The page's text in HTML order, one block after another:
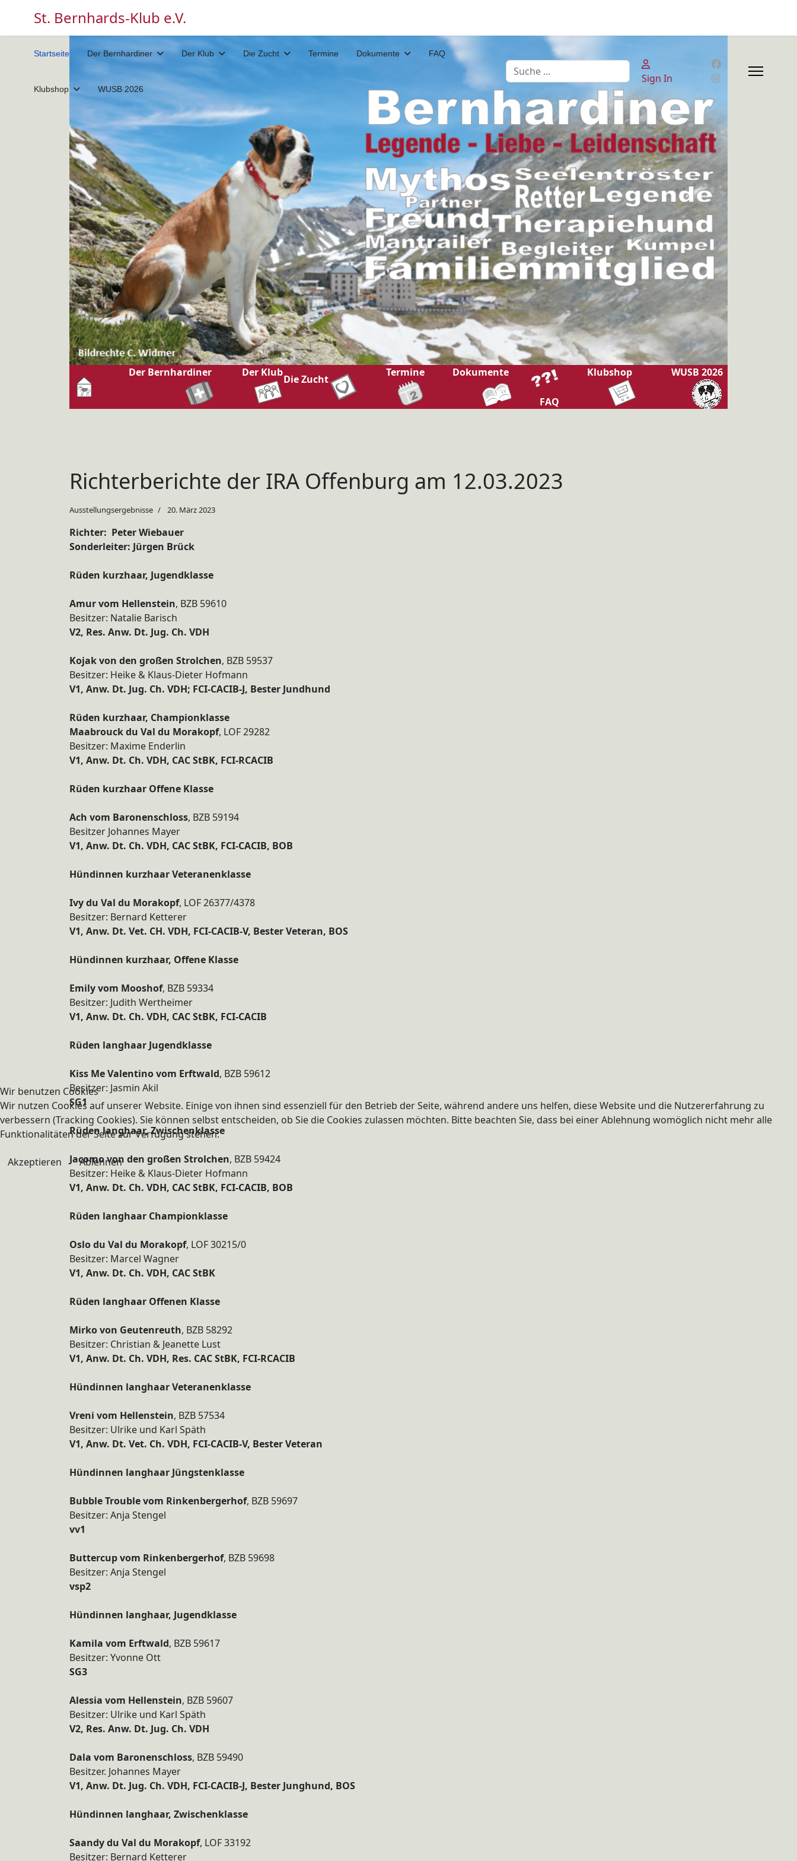
St. Bernhards-Klub e.V.
Startseite Der Bernhardiner Der Klub Die Zucht Termine Dokumente FAQ
Klubshop WUSB 2026
Suchen
Sign In
Der Bernhardiner Der Klub
Die Zucht
Termine Dokumente
FAQ
Klubshop WUSB 2026
Richterberichte der IRA Offenburg am 12.03.2023
Ausstellungsergebnisse 20. März 2023
Richter: Peter Wiebauer
Sonderleiter: Jürgen Brück
Rüden kurzhaar, Jugendklasse
Amur vom Hellenstein, BZB 59610
Besitzer: Natalie Barisch
V2, Res. Anw. Dt. Jug. Ch. VDH
Kojak von den großen Strolchen, BZB 59537
Besitzer: Heike & Klaus-Dieter Hofmann
V1, Anw. Dt. Jug. Ch. VDH; FCI-CACIB-J, Bester Jundhund
Rüden kurzhaar, Championklasse
Maabrouck du Val du Morakopf, LOF 29282
Besitzer: Maxime Enderlin
V1, Anw. Dt. Ch. VDH, CAC StBK, FCI-RCACIB
Rüden kurzhaar Offene Klasse
Ach vom Baronenschloss, BZB 59194
Besitzer Johannes Mayer
V1, Anw. Dt. Ch. VDH, CAC StBK, FCI-CACIB, BOB
Hündinnen kurzhaar Veteranenklasse
Ivy du Val du Morakopf, LOF 26377/4378
Besitzer: Bernard Ketterer
V1, Anw. Dt. Vet. CH. VDH, FCI-CACIB-V, Bester Veteran, BOS
Hündinnen kurzhaar, Offene Klasse
Emily vom Mooshof, BZB 59334
Besitzer: Judith Wertheimer
V1, Anw. Dt. Ch. VDH, CAC StBK, FCI-CACIB
Rüden langhaar Jugendklasse
Kiss Me Valentino vom Erftwald, BZB 59612
Besitzer: Jasmin Akil
SG1
Rüden langhaar, Zwischenklasse
Jacomo von den großen Strolchen, BZB 59424
Besitzer: Heike & Klaus-Dieter Hofmann
V1, Anw. Dt. Ch. VDH, CAC StBK, FCI-CACIB, BOB
Rüden langhaar Championklasse
Oslo du Val du Morakopf, LOF 30215/0
Besitzer: Marcel Wagner
V1, Anw. Dt. Ch. VDH, CAC StBK
Rüden langhaar Offenen Klasse
Mirko von Geutenreuth, BZB 58292
Besitzer: Christian & Jeanette Lust
V1, Anw. Dt. Ch. VDH, Res. CAC StBK, FCI-RCACIB
Hündinnen langhaar Veteranenklasse
Vreni vom Hellenstein, BZB 57534
Besitzer: Ulrike und Karl Späth
V1, Anw. Dt. Vet. Ch. VDH, FCI-CACIB-V, Bester Veteran
Hündinnen langhaar Jüngstenklasse
Bubble Trouble vom Rinkenbergerhof, BZB 59697
Besitzer: Anja Stengel
vv1
Buttercup vom Rinkenbergerhof, BZB 59698
Besitzer: Anja Stengel
vsp2
Hündinnen langhaar, Jugendklasse
Kamila vom Erftwald, BZB 59617
Besitzer: Yvonne Ott
SG3
Alessia vom Hellenstein, BZB 59607
Besitzer: Ulrike und Karl Späth
V2, Res. Anw. Dt. Jug. Ch. VDH
Dala vom Baronenschloss, BZB 59490
Besitzer. Johannes Mayer
V1, Anw. Dt. Jug. Ch. VDH, FCI-CACIB-J, Bester Junghund, BOS
Hündinnen langhaar, Zwischenklasse
Saandy du Val du Morakopf, LOF 33192
Besitzer: Bernard Ketterer
Wir benutzen Cookies
Wir nutzen Cookies auf unserer Website. Einige von ihnen sind essenziell für den Betrieb der Seite, während andere uns helfen, diese Website und die Nutzererfahrung zu
verbessern (Tracking Cookies). Sie können selbst entscheiden, ob Sie die Cookies zulassen möchten. Bitte beachten Sie, dass bei einer Ablehnung womöglich nicht mehr alle
Funktionalitäten der Seite zur Verfügung stehen.
Akzeptieren Ablehnen